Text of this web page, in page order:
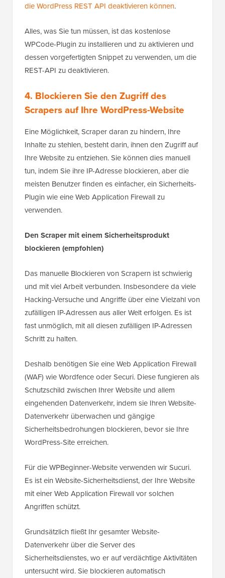
die WordPress REST API deaktivieren können.
Alles, was Sie tun müssen, ist das kostenlose
WPCode-Plugin zu installieren und zu aktivieren und
dessen vorgefertigten Snippet zu verwenden, um die
REST-API zu deaktivieren.
4. Blockieren Sie den Zugriff des
Scrapers auf Ihre WordPress-Website
Eine Möglichkeit, Scraper daran zu hindern, Ihre
Inhalte zu stehlen, besteht darin, ihnen den Zugriff auf
Ihre Website zu entziehen. Sie können dies manuell
tun, indem Sie ihre IP-Adresse blockieren, aber die
meisten Benutzer finden es einfacher, ein Sicherheits-
Plugin wie eine Web Application Firewall zu
verwenden.
Den Scraper mit einem Sicherheitsprodukt
blockieren (empfohlen)
Das manuelle Blockieren von Scrapern ist schwierig
und mit viel Arbeit verbunden. Insbesondere da viele
Hacking-Versuche und Angriffe über eine Vielzahl von
zufälligen IP-Adressen aus aller Welt erfolgen. Es ist
fast unmöglich, mit all diesen zufälligen IP-Adressen
Schritt zu halten.
Deshalb benötigen Sie eine Web Application Firewall
(WAF) wie Wordfence oder Securi. Diese fungieren als
Schutzschild zwischen Ihrer Website und allem
eingehenden Datenverkehr, indem sie Ihren Website-
Datenverkehr überwachen und gängige
Sicherheitsbedrohungen blockieren, bevor sie Ihre
WordPress-Site erreichen.
Für die WPBeginner-Website verwenden wir Sucuri.
Es ist ein Website-Sicherheitsdienst, der Ihre Website
mit einer Web Application Firewall vor solchen
Angriffen schützt.
Grundsätzlich fließt Ihr gesamter Website-
Datenverkehr über die Server des
Sicherheitsdienstes, wo er auf verdächtige Aktivitäten
untersucht wird. Sie blockieren automatisch